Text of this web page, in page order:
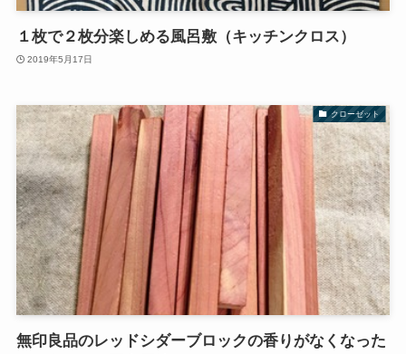
１枚で２枚分楽しめる風呂敷（キッチンクロス）
2019年5月17日
クローゼット
無印良品のレッドシダーブロックの香りがなくなった